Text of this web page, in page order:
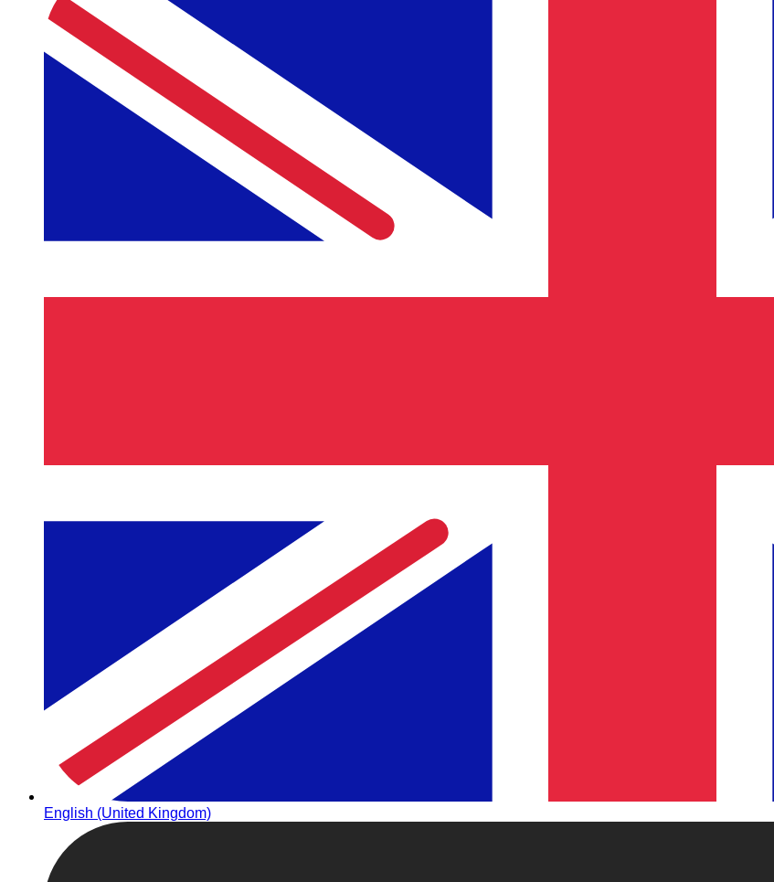
English (United Kingdom)